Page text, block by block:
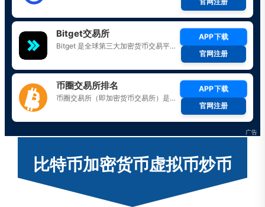
比特币加密货币虚拟币炒币